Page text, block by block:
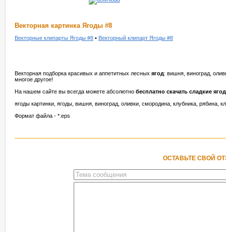
Векторная картинка Ягоды #8
Векторные клипарты Ягоды #8 • Векторный клипарт Ягоды #8
Векторная подборка красивых и аппетитных лесных ягод: вишня, виноград,
многое другое!
На нашем сайте вы всегда можете абсолютно бесплатно скачать сладкие
ягоды картинки, ягоды, вишня, виноград, оливки, смородина, клубника, рябина,
Формат файла - *.eps
ОСТАВЬТЕ СВОЙ